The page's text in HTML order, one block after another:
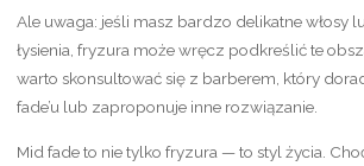
Ale uwaga: jeśli masz bardzo delikatne włosy
łysienia, fryzura może wręcz podkreślić te
warto skonsultować się z barberem, który
fade’u lub zaproponuje inne rozwiązanie.
Mid fade to nie tylko fryzura — to styl życia.